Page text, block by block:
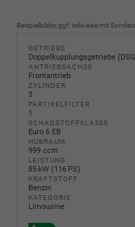
Beispielbilder, ggf. teilweise mit
GETRIEBE
Doppelkupplungsgetriebe
ANTRIEBSACHSE
Frontantrieb
ZYLINDER
3
PARTIKELFILTER
1
SCHADSTOFFKLASSE
Euro 6 EB
HUBRAUM
999 ccm
LEISTUNG
85 kW (116 PS)
KRAFTSTOFF
Benzin
KATEGORIE
Limousine